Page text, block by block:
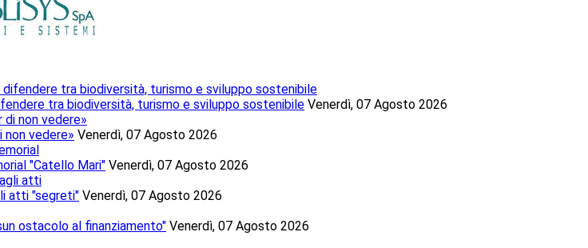
tra biodiversità, turismo e sviluppo sostenibile Venerdì, 07 Agosto 2026
non vedere» Venerdì, 07 Agosto 2026
"Catello Mari" Venerdì, 07 Agosto 2026
atti "segreti" Venerdì, 07 Agosto 2026
ostacolo al finanziamento" Venerdì, 07 Agosto 2026